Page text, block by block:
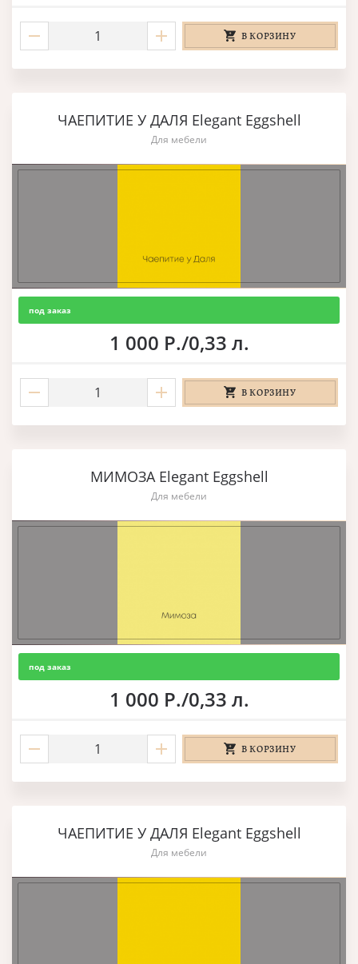
В КОРЗИНУ
ЧАЕПИТИЕ У ДАЛЯ Elegant Eggshell
Для мебели
под заказ
1 000 Р./0,33 л.
В КОРЗИНУ
МИМОЗА Elegant Eggshell
Для мебели
под заказ
1 000 Р./0,33 л.
В КОРЗИНУ
ЧАЕПИТИЕ У ДАЛЯ Elegant Eggshell
Для мебели